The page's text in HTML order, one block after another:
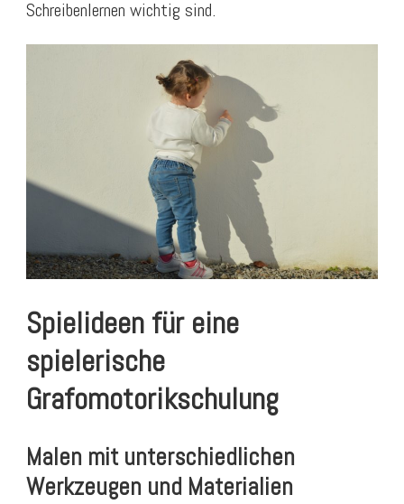
Schreibenlernen wichtig sind.
Spielideen für eine
spielerische
Grafomotorikschulung
Malen mit unterschiedlichen
Werkzeugen und Materialien